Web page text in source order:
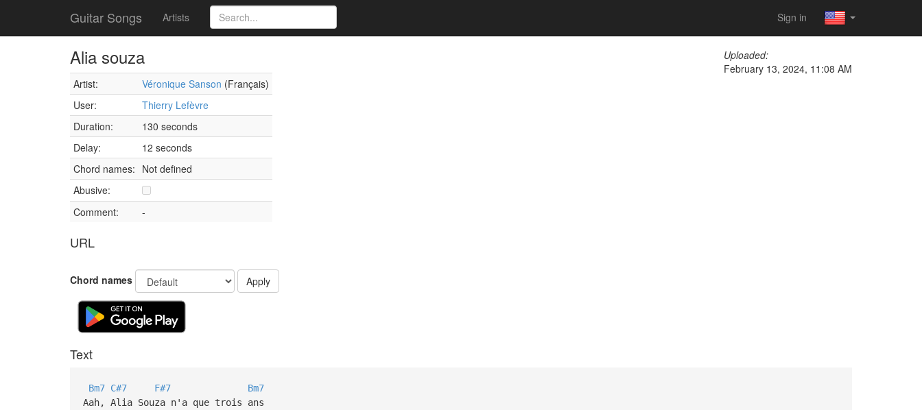
Guitar Songs Artists Sign in
Alia souza
Artist: Véronique Sanson (Français)
User:
Thierry Lefèvre
Duration:
130 seconds
Delay:
12 seconds
Chord names: Not defined
Abusive:
Comment:
-
URL
Uploaded:
February 13, 2024, 11:08 AM
Chord names Apply
Text
Bm7 C#7 F#7
Bm7
Aah, Alia Souza n'a que trois ans